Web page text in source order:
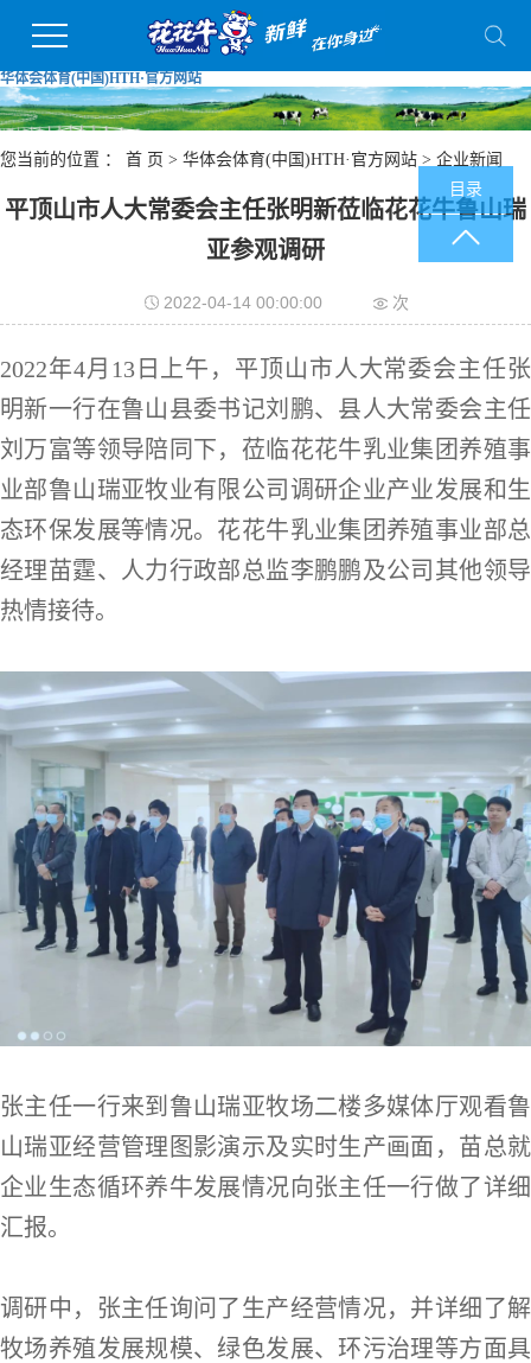
华体会体育(中国)HTH·官方网站
您当前的位置 ： 首 页 > 华体会体育(中国)HTH·官方网站 > 企业新闻
平顶山市人大常委会主任张明新莅临花花牛鲁山瑞
亚参观调研
2022-04-14 00:00:00 次
2022年4月13日上午，平顶山市人大常委会主任张
明新一行在鲁山县委书记刘鹏、县人大常委会主任
刘万富等领导陪同下，莅临花花牛乳业集团养殖事
业部鲁山瑞亚牧业有限公司调研企业产业发展和生
态环保发展等情况。花花牛乳业集团养殖事业部总
经理苗霆、人力行政部总监李鹏鹏及公司其他领导
热情接待。
张主任一行来到鲁山瑞亚牧场二楼多媒体厅观看鲁
山瑞亚经营管理图影演示及实时生产画面，苗总就
企业生态循环养牛发展情况向张主任一行做了详细
汇报。
调研中，张主任询问了生产经营情况，并详细了解
牧场养殖发展规模、绿色发展、环污治理等方面具
目录